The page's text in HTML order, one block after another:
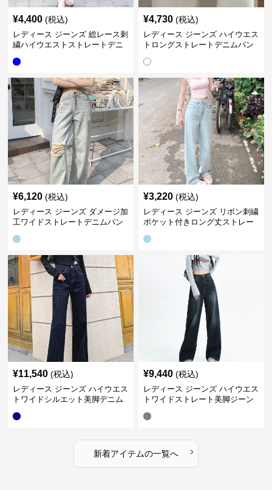
¥4,400 (税込)
レディース ジーンズ 総レース刺
繍ハイウエストストレートデニ
¥4,730 (税込)
レディース ジーンズ ハイウエス
トロングストレートデニムパン
¥6,120 (税込)
レディース ジーンズ ダメージ加
工ワイドストレートデニムパン
¥3,220 (税込)
レディース ジーンズ リボン刺繍
ポケット付きロング丈ストレー
¥11,540 (税込)
レディース ジーンズ ハイウエス
トワイドシルエット美脚デニム
¥9,440 (税込)
レディース ジーンズ ハイウエス
トワイドストレート美脚ジーン
新着アイテムの一覧へ ›